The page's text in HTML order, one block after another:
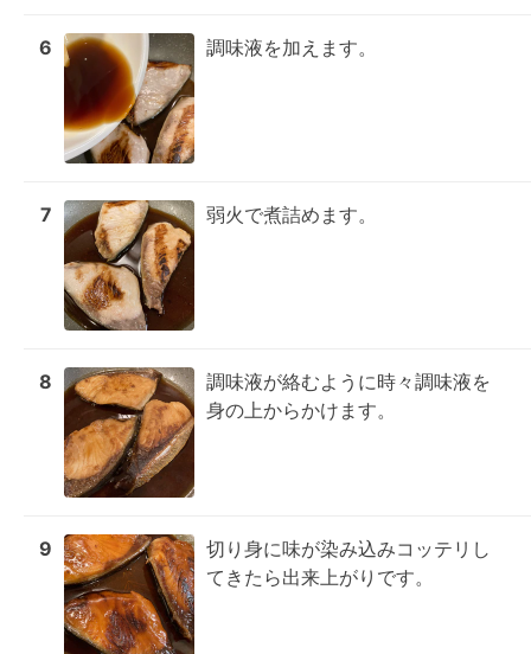
6 調味液を加えます。
7 弱火で煮詰めます。
8
調味液が絡むように時々調味液を
身の上からかけます。
9
切り身に味が染み込みコッテリし
てきたら出来上がりです。